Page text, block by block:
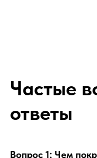
Частые
ответы
Вопрос 1: Чем